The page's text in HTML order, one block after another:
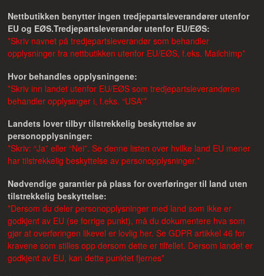
Nettbutikken benytter ingen tredjepartsleverandører utenfor
EU og EØS.Tredjepartsleverandør utenfor EU/EØS:
*Skriv navnet på tredjepartsleverandør som behandler
opplysninger fra nettbutikken utenfor EU/EØS, f.eks. Mailchimp*
Hvor behandles opplysningene:
*Skriv inn landet utenfor EU/EØS som tredjepartsleverandøren
behandler opplysinger i, f.eks. “USA”*
Landets lover tilbyr tilstrekkelig beskyttelse av
personopplysninger:
*Skriv: “Ja” eller “Nei”. Se denne listen over hvilke land EU mener
har tilstrekkelig beskyttelse av personopplysninger.*
Nødvendige garantier på plass for overføringer til land uten
tilstrekkelig beskyttelse:
*Dersom du deler personopplysninger med land som ikke er
godkjent av EU (se forrige punkt), må du dokumentere hva som
gjør at overføringen likevel er lovlig her. Se GDPR artikkel 46 for
kravene som stilles opp dersom dette er tilfellet. Dersom landet er
godkjent av EU, kan dette punktet fjernes*